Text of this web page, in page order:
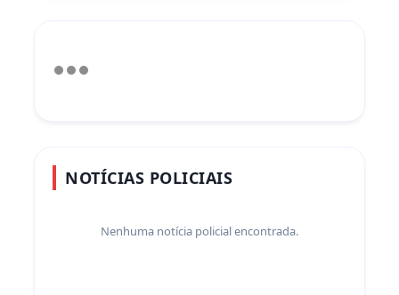
NOTÍCIAS POLICIAIS
Nenhuma notícia policial encontrada.